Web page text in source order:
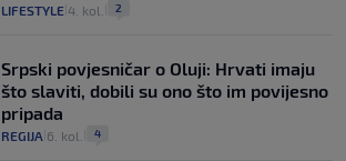
LIFESTYLE 4. kol. 2
Srpski povjesničar o Oluji: Hrvati imaju
što slaviti, dobili su ono što im povijesno
pripada
REGIJA 6. kol. 4